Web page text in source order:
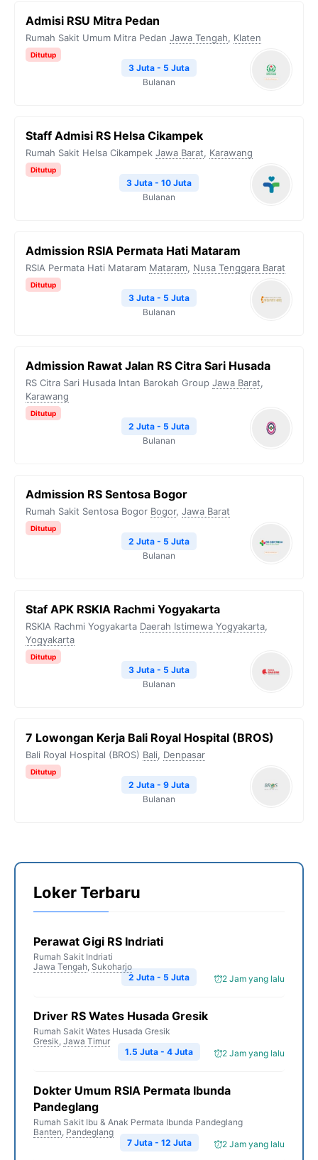
Admisi RSU Mitra Pedan
Rumah Sakit Umum Mitra Pedan Jawa Tengah, Klaten
Ditutup
3 Juta - 5 Juta
Bulanan
Staff Admisi RS Helsa Cikampek
Rumah Sakit Helsa Cikampek Jawa Barat, Karawang
Ditutup
3 Juta - 10 Juta
Bulanan
Admission RSIA Permata Hati Mataram
RSIA Permata Hati Mataram Mataram, Nusa Tenggara Barat
Ditutup
3 Juta - 5 Juta
Bulanan
Admission Rawat Jalan RS Citra Sari Husada
RS Citra Sari Husada Intan Barokah Group Jawa Barat,
Karawang
Ditutup
2 Juta - 5 Juta
Bulanan
Admission RS Sentosa Bogor
Rumah Sakit Sentosa Bogor Bogor, Jawa Barat
Ditutup
2 Juta - 5 Juta
Bulanan
Staf APK RSKIA Rachmi Yogyakarta
RSKIA Rachmi Yogyakarta Daerah Istimewa Yogyakarta,
Yogyakarta
Ditutup
3 Juta - 5 Juta
Bulanan
7 Lowongan Kerja Bali Royal Hospital (BROS)
Bali Royal Hospital (BROS) Bali, Denpasar
Ditutup
2 Juta - 9 Juta
Bulanan
Loker Terbaru
Perawat Gigi RS Indriati
Rumah Sakit Indriati
Jawa Tengah, Sukoharjo
2 Jam yang lalu
2 Juta - 5 Juta
Driver RS Wates Husada Gresik
Rumah Sakit Wates Husada Gresik
Gresik, Jawa Timur
2 Jam yang lalu
1.5 Juta - 4 Juta
Dokter Umum RSIA Permata Ibunda
Pandeglang
Rumah Sakit Ibu & Anak Permata Ibunda Pandeglang
Banten, Pandeglang
2 Jam yang lalu
7 Juta - 12 Juta